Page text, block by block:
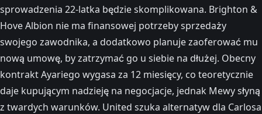
sprowadzenia 22-latka będzie skomplikowana. Brighton &
Hove Albion nie ma finansowej potrzeby sprzedaży
swojego zawodnika, a dodatkowo planuje zaoferować mu
nową umowę, by zatrzymać go u siebie na dłużej. Obecny
kontrakt Ayariego wygasa za 12 miesięcy, co teoretycznie
daje kupującym nadzieję na negocjacje, jednak Mewy słyną
z twardych warunków. United szuka alternatyw dla Carlosa